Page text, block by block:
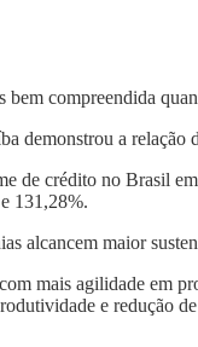
compreendida
demonstrou a
de crédito no Brasil
131,28%.
alcancem maior
mais agilidade em
e redução